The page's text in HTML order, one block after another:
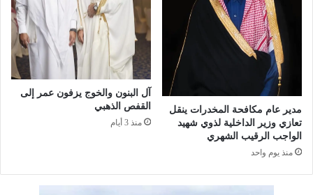
ا
ل
ع
م
مدير عام مكافحة المخدرات ينقل
تعازي وزير الداخلية لذوي شهيد
الواجب الرقيب الشهري
منذ يوم واحد
آل البنون والخوج يزفون عمر إلى
القفص الذهبي
منذ 3 أيام